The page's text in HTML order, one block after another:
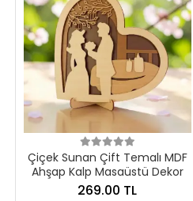
Çiçek Sunan Çift Temalı MDF
Ahşap Kalp Masaüstü Dekor
269.00 TL